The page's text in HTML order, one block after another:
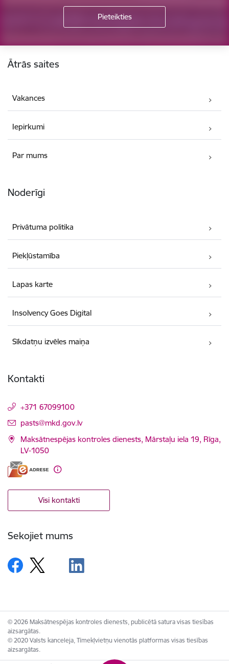
Ātrās saites
Vakances
Iepirkumi
Par mums
Noderīgi
Privātuma politika
Piekļūstamība
Lapas karte
Insolvency Goes Digital
Sīkdatņu izvēles maiņa
Kontakti
+371 67099100
E-pasts:
pasts@mkd.gov.lv
Maksātnespējas kontroles dienests, Mārstaļu iela 19, Rīga,
LV-1050
Visi kontakti
Sekojiet mums
© 2026 Maksātnespējas kontroles dienests, publicētā satura visas tiesības
aizsargātas.
© 2020 Valsts kanceleja, Tīmekļvietņu vienotās platformas visas tiesības
aizsargātas.